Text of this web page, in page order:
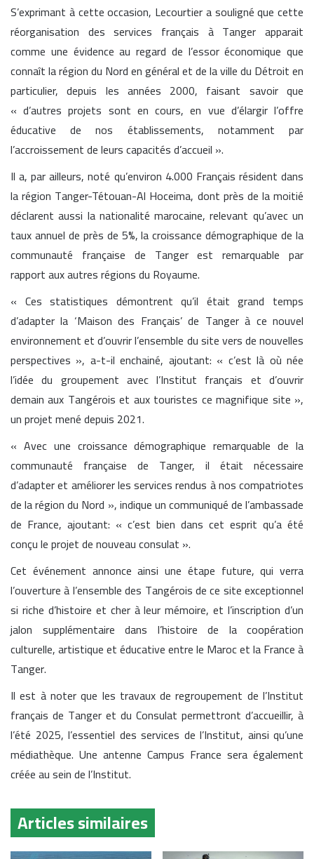
S’exprimant à cette occasion, Lecourtier a souligné que cette
réorganisation des services français à Tanger apparait
comme une évidence au regard de l’essor économique que
connaît la région du Nord en général et de la ville du Détroit en
particulier, depuis les années 2000, faisant savoir que
« d’autres projets sont en cours, en vue d’élargir l’offre
éducative de nos établissements, notamment par
l’accroissement de leurs capacités d’accueil ».
Il a, par ailleurs, noté qu’environ 4.000 Français résident dans
la région Tanger-Tétouan-Al Hoceima, dont près de la moitié
déclarent aussi la nationalité marocaine, relevant qu’avec un
taux annuel de près de 5%, la croissance démographique de la
communauté française de Tanger est remarquable par
rapport aux autres régions du Royaume.
« Ces statistiques démontrent qu’il était grand temps
d’adapter la ‘Maison des Français’ de Tanger à ce nouvel
environnement et d’ouvrir l’ensemble du site vers de nouvelles
perspectives », a-t-il enchainé, ajoutant: « c’est là où née
l’idée du groupement avec l’Institut français et d’ouvrir
demain aux Tangérois et aux touristes ce magnifique site »,
un projet mené depuis 2021.
« Avec une croissance démographique remarquable de la
communauté française de Tanger, il était nécessaire
d’adapter et améliorer les services rendus à nos compatriotes
de la région du Nord », indique un communiqué de l’ambassade
de France, ajoutant: « c’est bien dans cet esprit qu’a été
conçu le projet de nouveau consulat ».
Cet événement annonce ainsi une étape future, qui verra
l’ouverture à l’ensemble des Tangérois de ce site exceptionnel
si riche d’histoire et cher à leur mémoire, et l’inscription d’un
jalon supplémentaire dans l’histoire de la coopération
culturelle, artistique et éducative entre le Maroc et la France à
Tanger.
Il est à noter que les travaux de regroupement de l’Institut
français de Tanger et du Consulat permettront d’accueillir, à
l’été 2025, l’essentiel des services de l’Institut, ainsi qu’une
médiathèque. Une antenne Campus France sera également
créée au sein de l’Institut.
Articles similaires